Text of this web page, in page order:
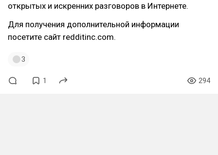
открытых и искренних разговоров в Интернете.
Для получения дополнительной информации
посетите сайт redditinc.com.
3
1 294